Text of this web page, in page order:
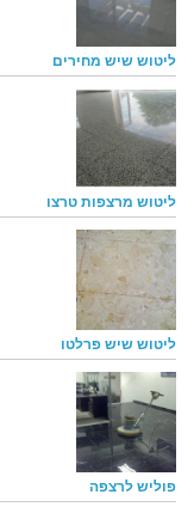
ליטוש שיש מחירים
ליטוש מרצפות טרצו
ליטוש שיש פרלטו
פוליש לרצפה